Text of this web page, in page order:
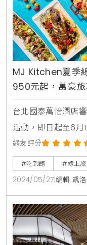
MJ Kitchen夏季
950元起，萬豪
惠
台北國泰萬怡酒店
活動，即日起至6月
店官網及klook同步
1,298元，旅展優惠
富的自助百匯。同
鮮料理的「暢饗地
海，至7月15日止，
動，平日自助晚餐
網友評分
#吃到飽 #線上
2024/05/27 編輯 凱